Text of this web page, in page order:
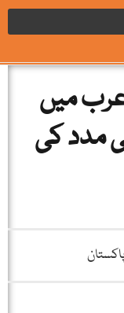
میں
مدد کی